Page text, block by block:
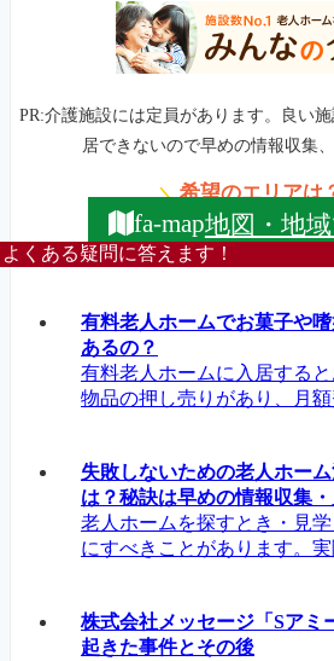
PR:介護施設には定員があります。良い
居できないので早めの情報収集
＼希望のエリアは
fa-map地図・地
よくある疑問に答えます！
有料老人ホームでお菓子や
あるの？
有料老人ホームに入居すると
物品の押し売りがあり、月額
失敗しないための老人ホー
は？秘訣は早めの情報収集
老人ホームを探すとき・見
にすべきことがあります。実
株式会社メッセージ「Sアミ
起きた事件とその後